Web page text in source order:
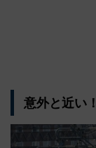
意外と近い